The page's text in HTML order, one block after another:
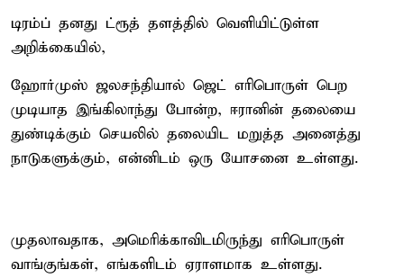
டிரம்ப் தனது ட்ரூத் தளத்தில் வெளியிட்டுள்ள
அறிக்கையில்,
ஹோர்முஸ் ஜலசந்தியால் ஜெட் எரிபொருள் பெற
முடியாத இங்கிலாந்து போன்ற, ஈரானின் தலையை
துண்டிக்கும் செயலில் தலையிட மறுத்த அனைத்து
நாடுகளுக்கும், என்னிடம் ஒரு யோசனை உள்ளது.
முதலாவதாக, அமெரிக்காவிடமிருந்து எரிபொருள்
வாங்குங்கள், எங்களிடம் ஏராளமாக உள்ளது.